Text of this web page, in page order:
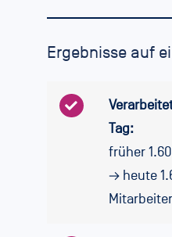
Ergebnisse auf
Tag:
früher
→ heute